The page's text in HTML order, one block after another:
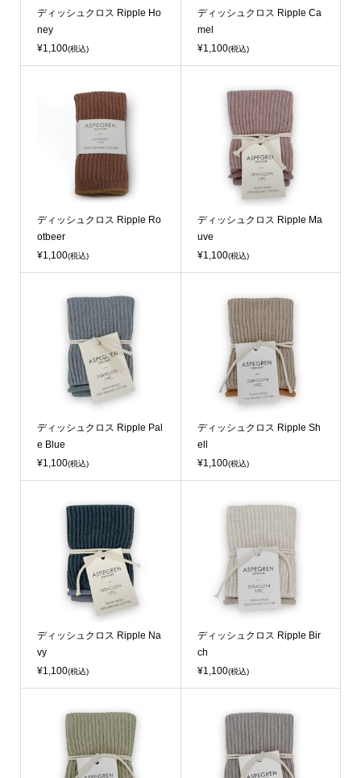
ディッシュクロス Ripple Ho
ney
¥1,100(税込)
ディッシュクロス Ripple Ca
mel
¥1,100(税込)
ディッシュクロス Ripple Ro
otbeer
¥1,100(税込)
ディッシュクロス Ripple Ma
uve
¥1,100(税込)
ディッシュクロス Ripple Pal
e Blue
¥1,100(税込)
ディッシュクロス Ripple Sh
ell
¥1,100(税込)
ディッシュクロス Ripple Na
vy
¥1,100(税込)
ディッシュクロス Ripple Bir
ch
¥1,100(税込)